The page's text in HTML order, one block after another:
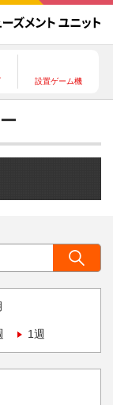
設置ゲーム機
1週